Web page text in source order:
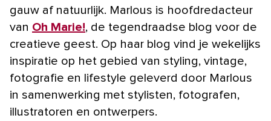
gauw af natuurlijk. Marlous is hoofdredacteur
van Oh Marie!, de tegendraadse blog voor de
creatieve geest. Op haar blog vind je wekelijks
inspiratie op het gebied van styling, vintage,
fotografie en lifestyle geleverd door Marlous
in samenwerking met stylisten, fotografen,
illustratoren en ontwerpers.